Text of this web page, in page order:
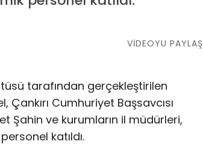
VİDEOYU PAYLAŞ
tarafından gerçekleştirilen
Çankırı Cumhuriyet Başsavcısı
Şahin ve kurumların il müdürleri,
katıldı.